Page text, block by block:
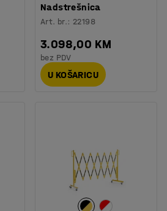
Nadstrešnica
Art. br.: 22198
3.098,00 KM
bez PDV
U KOŠARICU